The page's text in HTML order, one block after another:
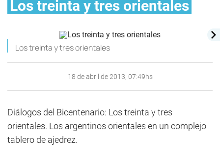
Los treinta y tres orientales
Los treinta y tres orientales
18 de abril de 2013, 07:49hs
Diálogos del Bicentenario: Los treinta y tres
orientales. Los argentinos orientales en un complejo
tablero de ajedrez.